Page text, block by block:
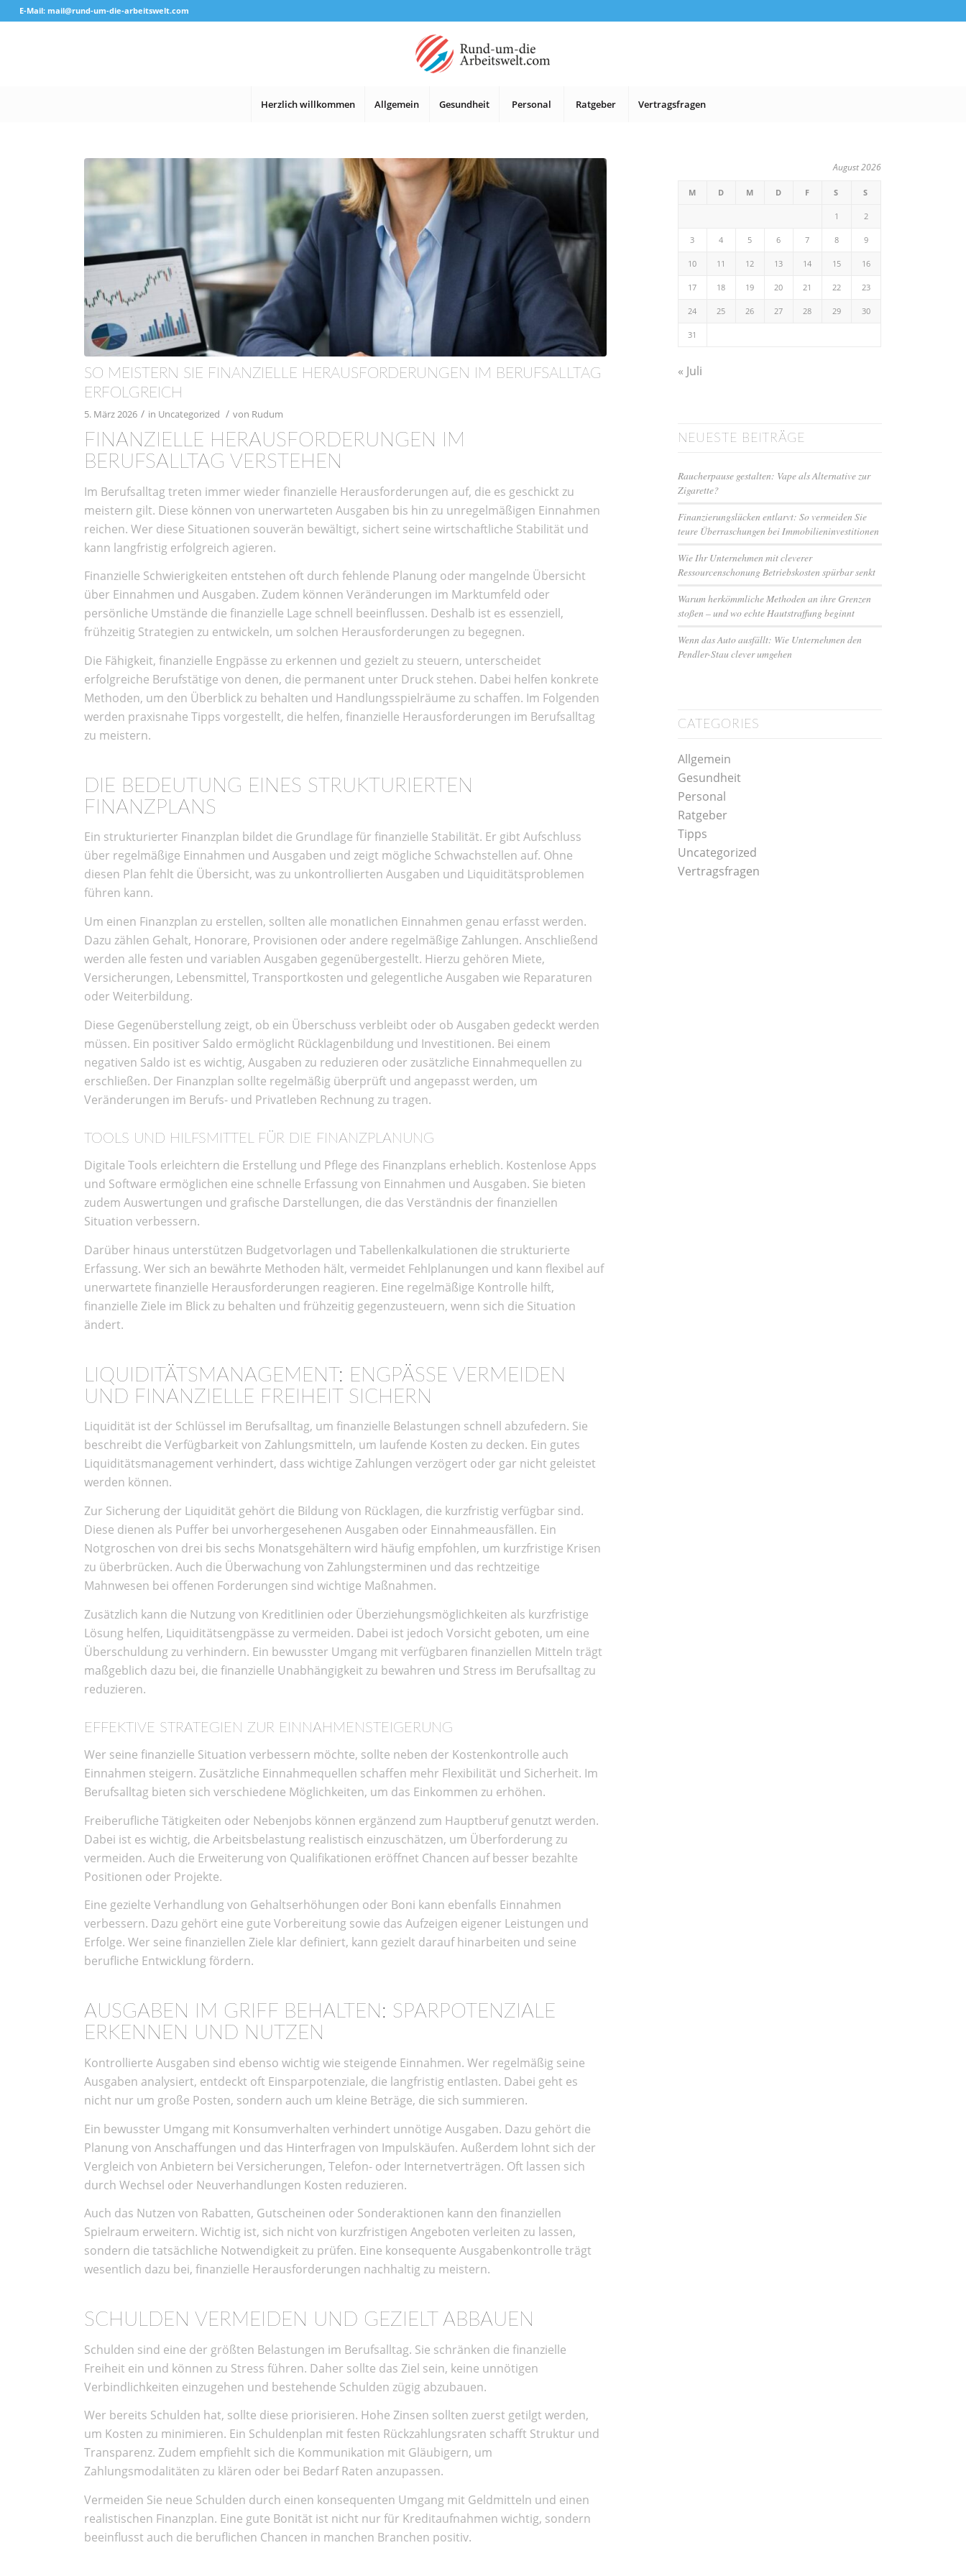
E-Mail: mail@rund-um-die-arbeitswelt.com
Herzlich willkommen Allgemein Gesundheit Personal Ratgeber Vertragsfragen
SO MEISTERN SIE FINANZIELLE HERAUSFORDERUNGEN IM BERUFSALLTAG
ERFOLGREICH
5. März 2026 / in Uncategorized / von Rudum
FINANZIELLE HERAUSFORDERUNGEN IM
BERUFSALLTAG VERSTEHEN
Im Berufsalltag treten immer wieder finanzielle Herausforderungen auf, die es geschickt zu
meistern gilt. Diese können von unerwarteten Ausgaben bis hin zu unregelmäßigen Einnahmen
reichen. Wer diese Situationen souverän bewältigt, sichert seine wirtschaftliche Stabilität und
kann langfristig erfolgreich agieren.
Finanzielle Schwierigkeiten entstehen oft durch fehlende Planung oder mangelnde Übersicht
über Einnahmen und Ausgaben. Zudem können Veränderungen im Marktumfeld oder
persönliche Umstände die finanzielle Lage schnell beeinflussen. Deshalb ist es essenziell,
frühzeitig Strategien zu entwickeln, um solchen Herausforderungen zu begegnen.
Die Fähigkeit, finanzielle Engpässe zu erkennen und gezielt zu steuern, unterscheidet
erfolgreiche Berufstätige von denen, die permanent unter Druck stehen. Dabei helfen konkrete
Methoden, um den Überblick zu behalten und Handlungsspielräume zu schaffen. Im Folgenden
werden praxisnahe Tipps vorgestellt, die helfen, finanzielle Herausforderungen im Berufsalltag
zu meistern.
DIE BEDEUTUNG EINES STRUKTURIERTEN
FINANZPLANS
Ein strukturierter Finanzplan bildet die Grundlage für finanzielle Stabilität. Er gibt Aufschluss
über regelmäßige Einnahmen und Ausgaben und zeigt mögliche Schwachstellen auf. Ohne
diesen Plan fehlt die Übersicht, was zu unkontrollierten Ausgaben und Liquiditätsproblemen
führen kann.
Um einen Finanzplan zu erstellen, sollten alle monatlichen Einnahmen genau erfasst werden.
Dazu zählen Gehalt, Honorare, Provisionen oder andere regelmäßige Zahlungen. Anschließend
werden alle festen und variablen Ausgaben gegenübergestellt. Hierzu gehören Miete,
Versicherungen, Lebensmittel, Transportkosten und gelegentliche Ausgaben wie Reparaturen
oder Weiterbildung.
Diese Gegenüberstellung zeigt, ob ein Überschuss verbleibt oder ob Ausgaben gedeckt werden
müssen. Ein positiver Saldo ermöglicht Rücklagenbildung und Investitionen. Bei einem
negativen Saldo ist es wichtig, Ausgaben zu reduzieren oder zusätzliche Einnahmequellen zu
erschließen. Der Finanzplan sollte regelmäßig überprüft und angepasst werden, um
Veränderungen im Berufs- und Privatleben Rechnung zu tragen.
TOOLS UND HILFSMITTEL FÜR DIE FINANZPLANUNG
Digitale Tools erleichtern die Erstellung und Pflege des Finanzplans erheblich. Kostenlose Apps
und Software ermöglichen eine schnelle Erfassung von Einnahmen und Ausgaben. Sie bieten
zudem Auswertungen und grafische Darstellungen, die das Verständnis der finanziellen
Situation verbessern.
Darüber hinaus unterstützen Budgetvorlagen und Tabellenkalkulationen die strukturierte
Erfassung. Wer sich an bewährte Methoden hält, vermeidet Fehlplanungen und kann flexibel auf
unerwartete finanzielle Herausforderungen reagieren. Eine regelmäßige Kontrolle hilft,
finanzielle Ziele im Blick zu behalten und frühzeitig gegenzusteuern, wenn sich die Situation
ändert.
LIQUIDITÄTSMANAGEMENT: ENGPÄSSE VERMEIDEN
UND FINANZIELLE FREIHEIT SICHERN
Liquidität ist der Schlüssel im Berufsalltag, um finanzielle Belastungen schnell abzufedern. Sie
beschreibt die Verfügbarkeit von Zahlungsmitteln, um laufende Kosten zu decken. Ein gutes
Liquiditätsmanagement verhindert, dass wichtige Zahlungen verzögert oder gar nicht geleistet
werden können.
Zur Sicherung der Liquidität gehört die Bildung von Rücklagen, die kurzfristig verfügbar sind.
Diese dienen als Puffer bei unvorhergesehenen Ausgaben oder Einnahmeausfällen. Ein
Notgroschen von drei bis sechs Monatsgehältern wird häufig empfohlen, um kurzfristige Krisen
zu überbrücken. Auch die Überwachung von Zahlungsterminen und das rechtzeitige
Mahnwesen bei offenen Forderungen sind wichtige Maßnahmen.
Zusätzlich kann die Nutzung von Kreditlinien oder Überziehungsmöglichkeiten als kurzfristige
Lösung helfen, Liquiditätsengpässe zu vermeiden. Dabei ist jedoch Vorsicht geboten, um eine
Überschuldung zu verhindern. Ein bewusster Umgang mit verfügbaren finanziellen Mitteln trägt
maßgeblich dazu bei, die finanzielle Unabhängigkeit zu bewahren und Stress im Berufsalltag zu
reduzieren.
EFFEKTIVE STRATEGIEN ZUR EINNAHMENSTEIGERUNG
Wer seine finanzielle Situation verbessern möchte, sollte neben der Kostenkontrolle auch
Einnahmen steigern. Zusätzliche Einnahmequellen schaffen mehr Flexibilität und Sicherheit. Im
Berufsalltag bieten sich verschiedene Möglichkeiten, um das Einkommen zu erhöhen.
Freiberufliche Tätigkeiten oder Nebenjobs können ergänzend zum Hauptberuf genutzt werden.
Dabei ist es wichtig, die Arbeitsbelastung realistisch einzuschätzen, um Überforderung zu
vermeiden. Auch die Erweiterung von Qualifikationen eröffnet Chancen auf besser bezahlte
Positionen oder Projekte.
Eine gezielte Verhandlung von Gehaltserhöhungen oder Boni kann ebenfalls Einnahmen
verbessern. Dazu gehört eine gute Vorbereitung sowie das Aufzeigen eigener Leistungen und
Erfolge. Wer seine finanziellen Ziele klar definiert, kann gezielt darauf hinarbeiten und seine
berufliche Entwicklung fördern.
AUSGABEN IM GRIFF BEHALTEN: SPARPOTENZIALE
ERKENNEN UND NUTZEN
Kontrollierte Ausgaben sind ebenso wichtig wie steigende Einnahmen. Wer regelmäßig seine
Ausgaben analysiert, entdeckt oft Einsparpotenziale, die langfristig entlasten. Dabei geht es
nicht nur um große Posten, sondern auch um kleine Beträge, die sich summieren.
Ein bewusster Umgang mit Konsumverhalten verhindert unnötige Ausgaben. Dazu gehört die
Planung von Anschaffungen und das Hinterfragen von Impulskäufen. Außerdem lohnt sich der
Vergleich von Anbietern bei Versicherungen, Telefon- oder Internetverträgen. Oft lassen sich
durch Wechsel oder Neuverhandlungen Kosten reduzieren.
Auch das Nutzen von Rabatten, Gutscheinen oder Sonderaktionen kann den finanziellen
Spielraum erweitern. Wichtig ist, sich nicht von kurzfristigen Angeboten verleiten zu lassen,
sondern die tatsächliche Notwendigkeit zu prüfen. Eine konsequente Ausgabenkontrolle trägt
wesentlich dazu bei, finanzielle Herausforderungen nachhaltig zu meistern.
SCHULDEN VERMEIDEN UND GEZIELT ABBAUEN
Schulden sind eine der größten Belastungen im Berufsalltag. Sie schränken die finanzielle
Freiheit ein und können zu Stress führen. Daher sollte das Ziel sein, keine unnötigen
Verbindlichkeiten einzugehen und bestehende Schulden zügig abzubauen.
Wer bereits Schulden hat, sollte diese priorisieren. Hohe Zinsen sollten zuerst getilgt werden,
um Kosten zu minimieren. Ein Schuldenplan mit festen Rückzahlungsraten schafft Struktur und
Transparenz. Zudem empfiehlt sich die Kommunikation mit Gläubigern, um
Zahlungsmodalitäten zu klären oder bei Bedarf Raten anzupassen.
Vermeiden Sie neue Schulden durch einen konsequenten Umgang mit Geldmitteln und einen
realistischen Finanzplan. Eine gute Bonität ist nicht nur für Kreditaufnahmen wichtig, sondern
beeinflusst auch die beruflichen Chancen in manchen Branchen positiv.
August 2026
M D M D F S S
1 2
3 4 5 6 7 8 9
10 11 12 13 14 15 16
17 18 19 20 21 22 23
24 25 26 27 28 29 30
31
« Juli
NEUESTE BEITRÄGE
Raucherpause gestalten: Vape als Alternative zur
Zigarette?
Finanzierungslücken entlarvt: So vermeiden Sie
teure Überraschungen bei Immobilieninvestitionen
Wie Ihr Unternehmen mit cleverer
Ressourcenschonung Betriebskosten spürbar senkt
Warum herkömmliche Methoden an ihre Grenzen
stoßen – und wo echte Hautstraffung beginnt
Wenn das Auto ausfällt: Wie Unternehmen den
Pendler-Stau clever umgehen
CATEGORIES
Allgemein
Gesundheit
Personal
Ratgeber
Tipps
Uncategorized
Vertragsfragen